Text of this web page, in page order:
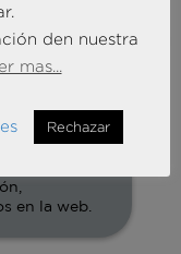
que no
en la web.
den nuestra
mas...
Rechazar